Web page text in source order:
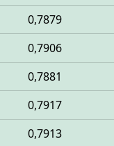
0,7879
0,7906
0,7881
0,7917
0,7913